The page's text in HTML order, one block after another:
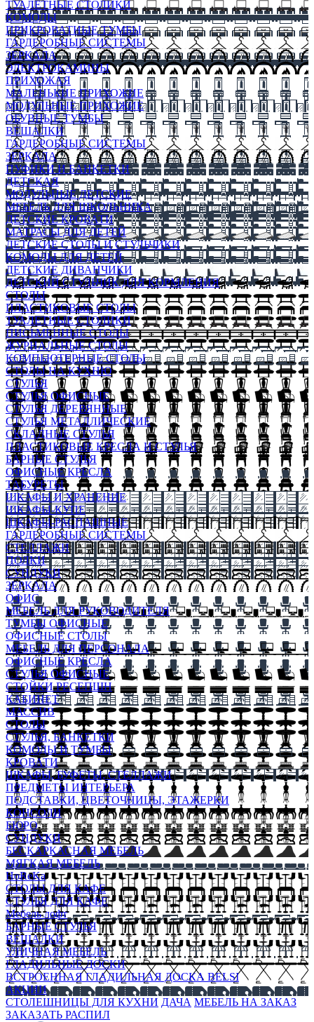
ТУАЛЕТНЫЕ СТОЛИКИ
КОМОДЫ
ПРИКРОВАТНЫЕ ТУМБЫ
ГАРДЕРОБНЫЕ СИСТЕМЫ
ЗЕРКАЛА
ЭЛЕКТРОКАМИНЫ
ПРИХОЖАЯ
МАЛЕНЬКИЕ ПРИХОЖИЕ
МОДУЛЬНЫЕ ПРИХОЖИЕ
ОБУВНЫЕ ТУМБЫ
ВЕШАЛКИ
ГАРДЕРОБНЫЕ СИСТЕМЫ
ЗЕРКАЛА
ПУФИКИ И БАНКЕТКИ
ДЕТСКАЯ
МОДУЛЬНЫЕ ДЕТСКИЕ
МЕБЕЛЬ ДЛЯ ШКОЛЬНИКА
ДЕТСКИЕ КРОВАТИ
МАТРАСЫ ДЛЯ ДЕТЕЙ
ДЕТСКИЕ СТОЛЫ И СТУЛЬЧИКИ
КОМОДЫ ДЛЯ ДЕТЕЙ
ДЕТСКИЕ ДИВАНЧИКИ
ДЕТСКИЙ СТУЛЬЧИК ДЛЯ КОРМЛЕНИЯ
СТОЛЫ
ПЛАСТИКОВЫЕ СТОЛЫ
ТУАЛЕТНЫЕ СТОЛИКИ
ПИСЬМЕННЫЕ СТОЛЫ
ЖУРНАЛЬНЫЕ СТОЛЫ
КОМПЬЮТЕРНЫЕ СТОЛЫ
СТОЛЫ НА КУХНЮ
СТУЛЬЯ
СТУЛЬЯ ОФИСНЫЕ
СТУЛЬЯ ДЕРЕВЯННЫЕ
СТУЛЬЯ МЕТАЛЛИЧЕСКИЕ
СКЛАДНЫЕ СТУЛЬЯ
ПЛАСТИКОВЫЕ КРЕСЛА И СТУЛЬЯ
БАРНЫЕ СТУЛЬЯ
ОФИСНЫЕ КРЕСЛА
ТАБУРЕТЫ
ШКАФЫ И ХРАНЕНИЕ
ШКАФЫ-КУПЕ
ШКАФЫ-РАСПАШНЫЕ
ГАРДЕРОБНЫЕ СИСТЕМЫ
СТЕЛЛАЖИ
ПОЛКИ
СУНДУКИ
ЗЕРКАЛА
ОФИС
МЕБЕЛЬ ДЛЯ РУКОВОДИТЕЛЯ
ТУМБЫ ОФИСНЫЕ
ОФИСНЫЕ СТОЛЫ
МЕБЕЛЬ ДЛЯ ПЕРСОНАЛА
ОФИСНЫЕ КРЕСЛА
СТУЛЬЯ ОФИСНЫЕ
СТОЙКИ РЕСЕПШН
КАБИНЕТ
МАССИВ
СТОЛЫ
СТУЛЬЯ, БАНКЕТКИ
КОМОДЫ И ТУМБЫ
КРОВАТИ
ШКАФЫ, БУФЕТЫ, СТЕЛЛАЖИ
ПРЕДМЕТЫ ИНТЕРЬЕРА
ПОДСТАВКИ, ЦВЕТОЧНИЦЫ, ЭТАЖЕРКИ
КОНСОЛИ
БЮРО
СУНДУКИ
БЕСКАРКАСНАЯ МЕБЕЛЬ
МЯГКАЯ МЕБЕЛЬ
HoReKa
СТОЛЫ ДЛЯ КАФЕ
СТУЛЬЯ ДЛЯ КАФЕ
Мебель лофт
БАРНЫЕ СТУЛЬЯ
ВЕШАЛКИ
УЛИЧНАЯ МЕБЕЛЬ
ГЛАДИЛЬНЫЕ ДОСКИ
ВСТРОЕННАЯ ГЛАДИЛЬНАЯ ДОСКА BELSI
АКЦИИ
СТОЛЕШНИЦЫ ДЛЯ КУХНИ ДАЧА МЕБЕЛЬ НА ЗАКАЗ
ЗАКАЗАТЬ РАСПИЛ